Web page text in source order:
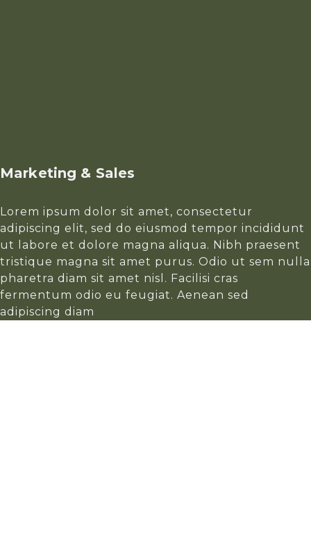
Marketing & Sales
Lorem ipsum dolor sit amet, consectetur
adipiscing elit, sed do eiusmod tempor incididunt
ut labore et dolore magna aliqua. Nibh praesent
tristique magna sit amet purus. Odio ut sem nulla
pharetra diam sit amet nisl. Facilisi cras
fermentum odio eu feugiat. Aenean sed
adipiscing diam